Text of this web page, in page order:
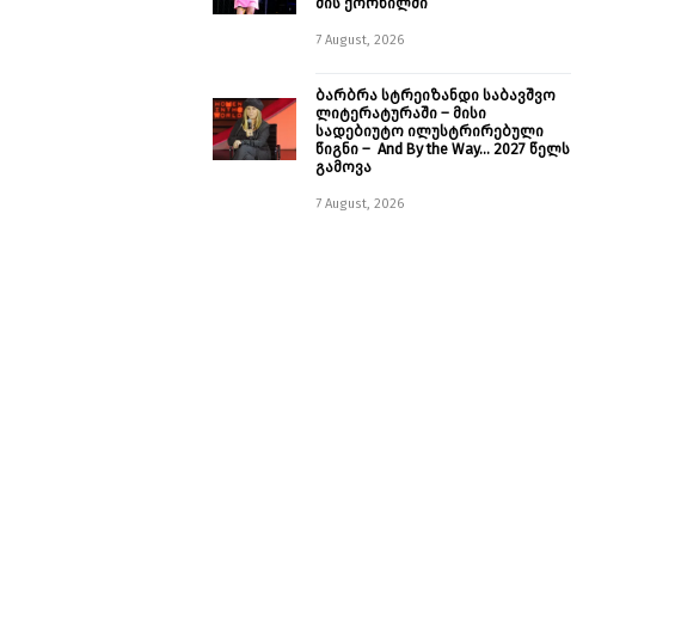
7 August, 2026
ბარბრა სტრეიზანდი საბავშვო
ლიტერატურაში – მისი
სადებიუტო ილუსტრირებული
წიგნი – And By the Way… 2027 წელს
გამოვა
7 August, 2026